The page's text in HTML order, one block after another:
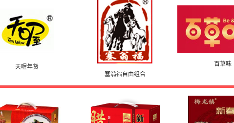
天喔年货
塞翁福自由组合
百草味